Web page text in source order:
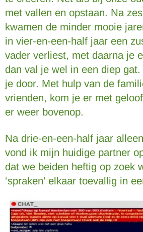
met vallen en opstaan. Na
kwamen de minder mooie
in vier-en-een-half jaar een
vader verliest, met daarna je
dan val je wel in een diep gat.
je door. Met hulp van de
vrienden, kom je er met
er weer bovenop.
Na drie-en-een-half jaar
vond ik mijn huidige partner
dat we beiden heftig op zoek
‘spraken’ elkaar toevallig in